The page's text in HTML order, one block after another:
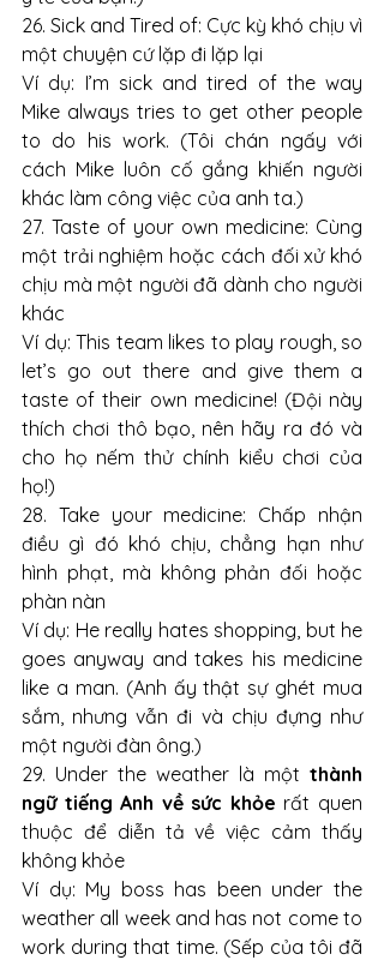
26. Sick and Tired of: Cực kỳ khó chịu vì
một chuyện cứ lặp đi lặp lại
Ví dụ: I’m sick and tired of the way
Mike always tries to get other people
to do his work. (Tôi chán ngấy với
cách Mike luôn cố gắng khiến người
khác làm công việc của anh ta.)
27. Taste of your own medicine: Cùng
một trải nghiệm hoặc cách đối xử khó
chịu mà một người đã dành cho người
khác
Ví dụ: This team likes to play rough, so
let’s go out there and give them a
taste of their own medicine! (Đội này
thích chơi thô bạo, nên hãy ra đó và
cho họ nếm thử chính kiểu chơi của
họ!)
28. Take your medicine: Chấp nhận
điều gì đó khó chịu, chẳng hạn như
hình phạt, mà không phản đối hoặc
phàn nàn
Ví dụ: He really hates shopping, but he
goes anyway and takes his medicine
like a man. (Anh ấy thật sự ghét mua
sắm, nhưng vẫn đi và chịu đựng như
một người đàn ông.)
29. Under the weather là một thành
ngữ tiếng Anh về sức khỏe rất quen
thuộc để diễn tả về việc cảm thấy
không khỏe
Ví dụ: My boss has been under the
weather all week and has not come to
work during that time. (Sếp của tôi đã